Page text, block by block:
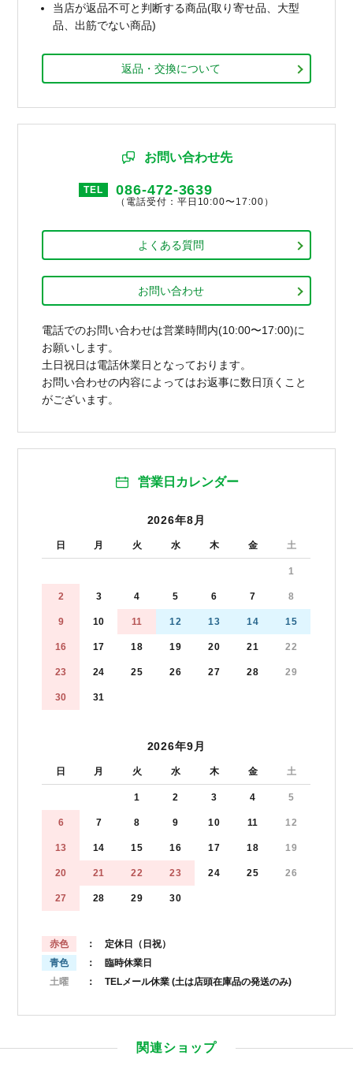
当店が返品不可と判断する商品(取り寄せ品、大型
品、出筋でない商品)
返品・交換について
お問い合わせ先
TEL 086-472-3639
（電話受付：平日10:00〜17:00）
よくある質問
お問い合わせ
電話でのお問い合わせは営業時間内(10:00〜17:00)に
お願いします。
土日祝日は電話休業日となっております。
お問い合わせの内容によってはお返事に数日頂くこと
がございます。
営業日カレンダー
2026年8月
日 月 火 水 木 金 土
1
2 3 4 5 6 7 8
9 10 11 12 13 14 15
16 17 18 19 20 21 22
23 24 25 26 27 28 29
30 31
2026年9月
日 月 火 水 木 金 土
1 2 3 4 5
6 7 8 9 10 11 12
13 14 15 16 17 18 19
20 21 22 23 24 25 26
27 28 29 30
赤色
： 定休日（日祝）
青色
： 臨時休業日
土曜
： TELメール休業 (土は店頭在庫品の発送のみ)
関連ショップ